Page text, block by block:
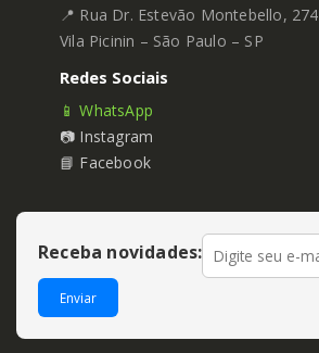
📍 Rua Dr. Estevão Montebello, 274
Vila Picinin – São Paulo – SP
Redes Sociais
📱 WhatsApp
📷 Instagram
📘 Facebook
Receba novidades:
Enviar